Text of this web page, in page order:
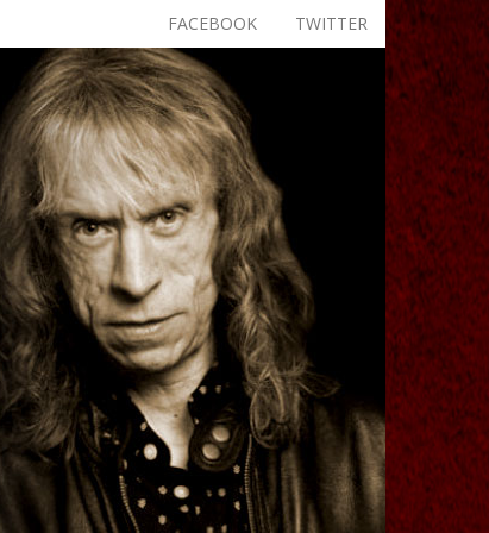
TWITTER
FACEBOOK